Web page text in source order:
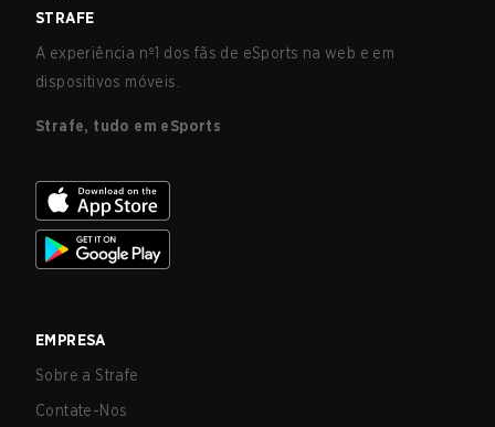
STRAFE
A experiência nº1 dos fãs de eSports na web e em
dispositivos móveis.
Strafe, tudo em eSports
EMPRESA
Sobre a Strafe
Contate-Nos